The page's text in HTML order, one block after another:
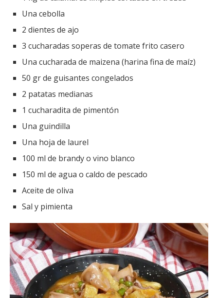
Una cebolla
2 dientes de ajo
3 cucharadas soperas de tomate frito casero
Una cucharada de maizena (harina fina de maíz)
50 gr de guisantes congelados
2 patatas medianas
1 cucharadita de pimentón
Una guindilla
Una hoja de laurel
100 ml de brandy o vino blanco
150 ml de agua o caldo de pescado
Aceite de oliva
Sal y pimienta